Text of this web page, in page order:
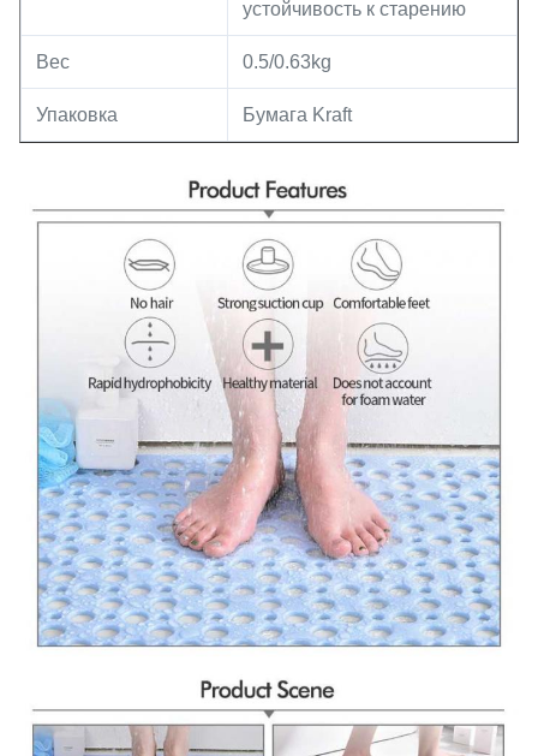
устойчивость к старению
Вес 0.5/0.63kg
Упаковка Бумага Kraft